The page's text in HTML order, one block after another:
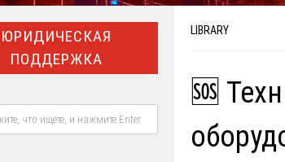
LIBRARY
🆘
ЮРИДИЧЕСКАЯ
ПОДДЕРЖКА